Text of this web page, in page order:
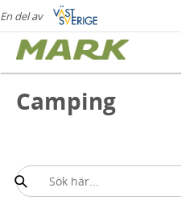
En del av
Camping